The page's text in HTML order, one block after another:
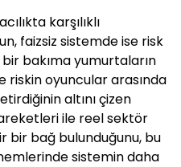
karşılıklı
faizsiz sistemde ise risk
bir bakıma yumurtaların
riskin oyuncular arasında
altını çizen
ile reel sektör
bir bağ bulunduğunu, bu
sistemin daha